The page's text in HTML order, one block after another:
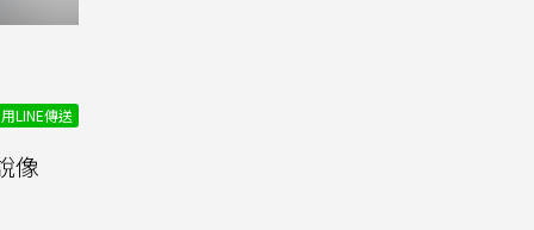
用LINE傳送
像